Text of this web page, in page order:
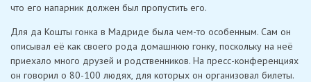
что его напарник должен был пропустить его.
Для да Кошты гонка в Мадриде была чем-то особенным. Сам он
описывал её как своего рода домашнюю гонку, поскольку на неё
приехало много друзей и родственников. На пресс-конференциях
он говорил о 80-100 людях, для которых он организовал билеты.